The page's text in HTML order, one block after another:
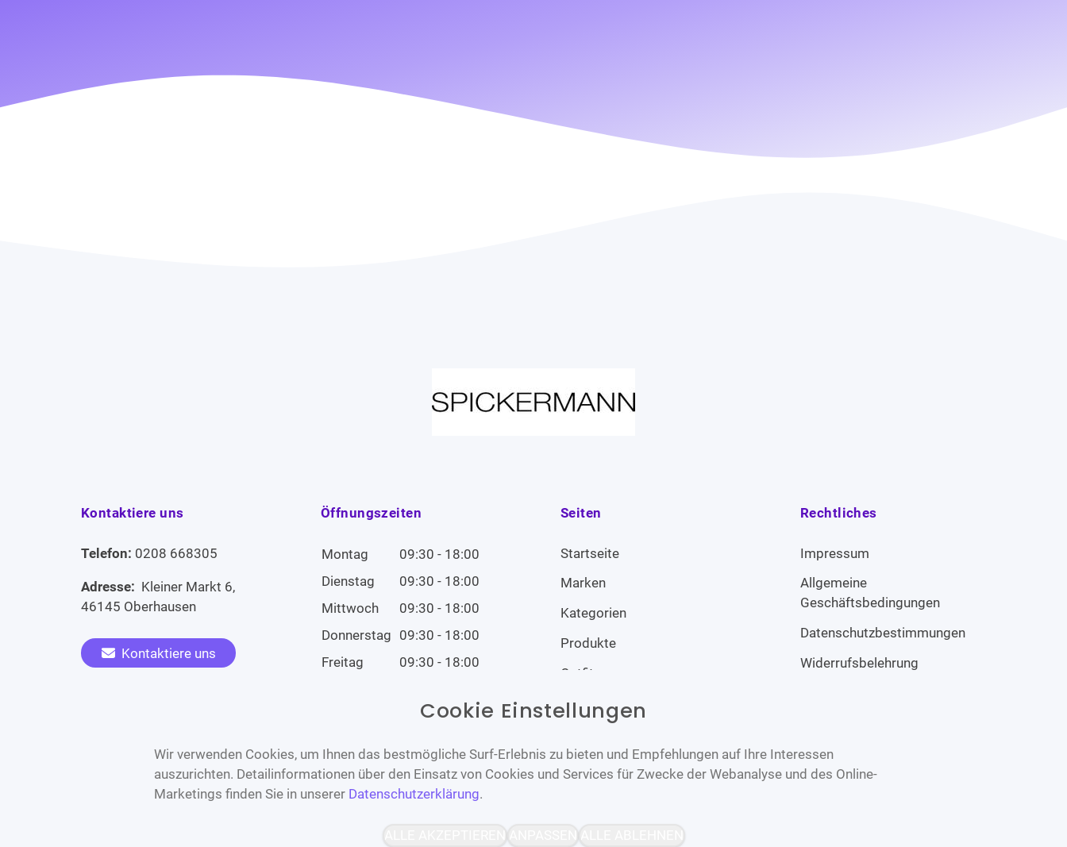
Kontaktiere uns
Telefon: 0208 668305
Adresse: Kleiner Markt 6,
46145 Oberhausen
Kontaktiere uns
Öffnungszeiten
Montag
09:30 - 18:00
Dienstag
09:30 - 18:00
Mittwoch
09:30 - 18:00
Donnerstag 09:30 - 18:00
Freitag
09:30 - 18:00
Geschlossen
Seiten
Startseite
Marken
Kategorien
Produkte
Outfits
Rechtliches
Impressum
Allgemeine
Geschäftsbedingungen
Datenschutzbestimmungen
Widerrufsbelehrung
Bereitgestellt von
Cookie Einstellungen
Wir verwenden Cookies, um Ihnen das bestmögliche Surf-Erlebnis zu bieten und Empfehlungen auf Ihre Interessen
auszurichten. Detailinformationen über den Einsatz von Cookies und Services für Zwecke der Webanalyse und des Online-
Marketings finden Sie in unserer Datenschutzerklärung.
ALLE AKZEPTIEREN ANPASSEN ALLE ABLEHNEN